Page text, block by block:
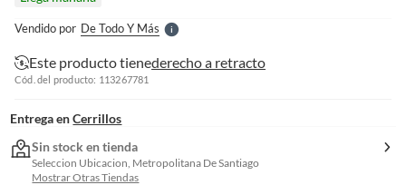
Vendido por De Todo Y MásS
Este producto tienederecho a retracto
Cód. del producto: 113267781
Entrega en Cerrillos
Sin stock en tienda
Seleccion Ubicacion, Metropolitana De Santiago
Mostrar Otras Tiendas